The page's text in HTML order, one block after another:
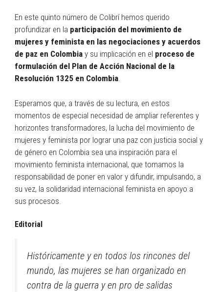
En este quinto número de Colibrí hemos querido
profundizar en la participación del movimiento de
mujeres y feminista en las negociaciones y acuerdos
de paz en Colombia y su implicación en el proceso de
formulación del Plan de Acción Nacional de la
Resolución 1325 en Colombia.
Esperamos que, a través de su lectura, en estos
momentos de especial necesidad de ampliar referentes y
horizontes transformadores, la lucha del movimiento de
mujeres y feminista por lograr una paz con justicia social y
de género en Colombia sea una inspiración para el
movimiento feminista internacional, que tomamos la
responsabilidad de poner en valor y difundir, impulsando, a
su vez, la solidaridad internacional feminista en apoyo a
sus procesos.
Editorial
Históricamente y en todos los rincones del
mundo, las mujeres se han organizado en
contra de la guerra y en pro de salidas